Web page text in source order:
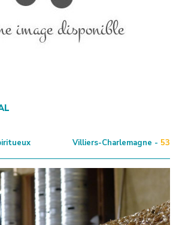
Villiers-Charlemagne - 53